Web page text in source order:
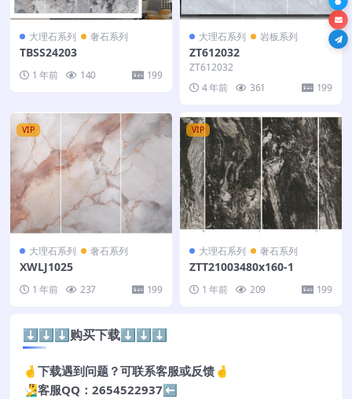
大理石系列 奢石系列
TBSS24203
1 年前 140 199
大理石系列 岩板系列
ZT612032
ZT612032
4 年前
361 199
VIP
大理石系列 奢石系列
XWLJ1025
1 年前 237 199
VIP
大理石系列 奢石系列
ZTT21003480x160-1
1 年前 209 199
⬇️⬇️⬇️购买下载⬇️⬇️⬇️
🤞下载遇到问题？可联系客服或反馈🤞
🧏‍♂️客服QQ：2654522937⬅️